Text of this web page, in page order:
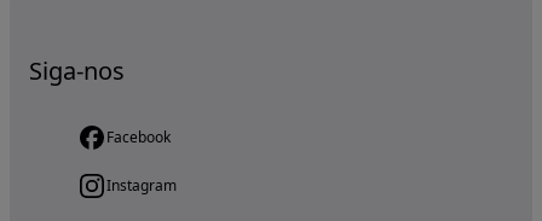
Siga-nos
Facebook
Instagram